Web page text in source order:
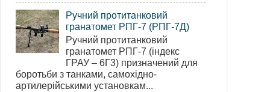
Ручний протитанковий
гранатомет РПГ-7 (РПГ-7Д)
Ручний протитанковий
гранатомет РПГ-7 (індекс
ГРАУ – 6Г3) призначений для
боротьби з танками, самохідно-
артилерійськими установкам...